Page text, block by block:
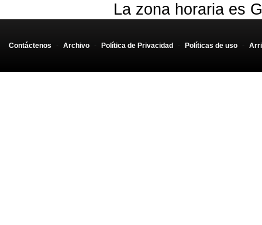
La zona horaria es
Contáctenos - Archivo - Política de Privacidad - Políticas de uso -